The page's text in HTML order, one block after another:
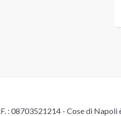
08703521214 - Cose di Napoli